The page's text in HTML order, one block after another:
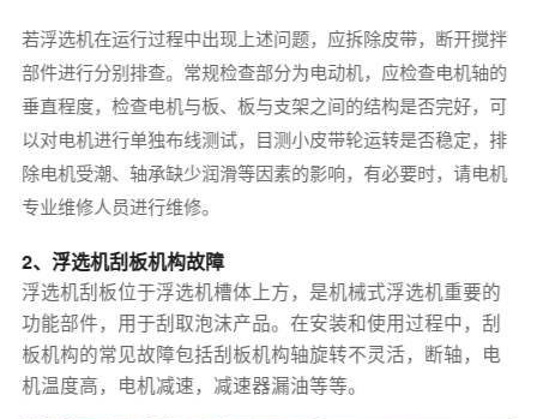
若浮选机在运行过程中出现上述问题，应拆除皮带，断开搅拌
部件进行分别排查。常规检查部分为电动机，应检查电机轴的
垂直程度，检查电机与板、板与支架之间的结构是否完好，可
以对电机进行单独布线测试，目测小皮带轮运转是否稳定，排
除电机受潮、轴承缺少润滑等因素的影响，有必要时，请电机
专业维修人员进行维修。
2、浮选机刮板机构故障
浮选机刮板位于浮选机槽体上方，是机械式浮选机重要的
功能部件，用于刮取泡沫产品。在安装和使用过程中，刮
板机构的常见故障包括刮板机构轴旋转不灵活，断轴，电
机温度高，电机减速，减速器漏油等等。